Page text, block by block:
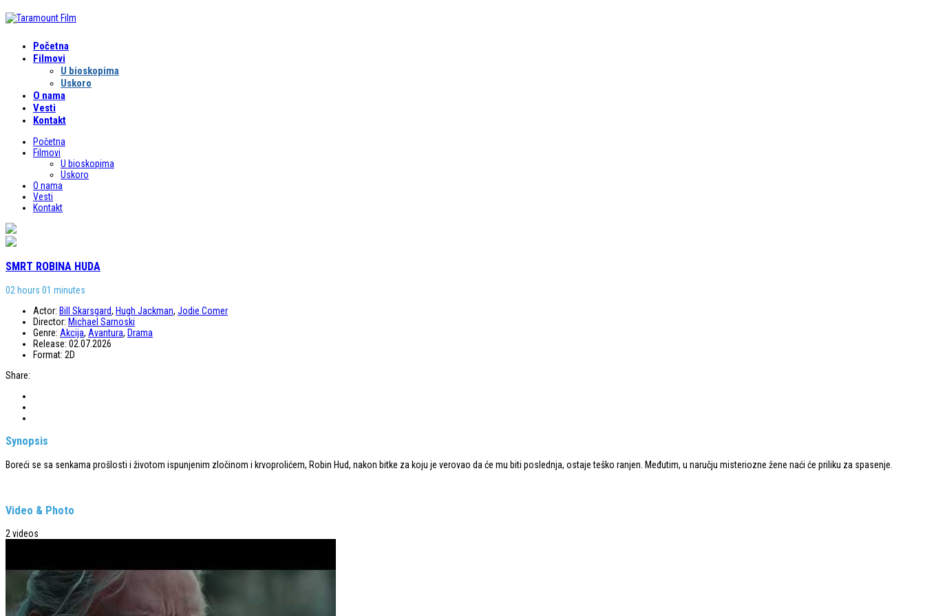
Početna
Filmovi
U bioskopima
Uskoro
O nama
Vesti
Kontakt
Početna
Filmovi
U bioskopima
Uskoro
O nama
Vesti
Kontakt
SMRT ROBINA HUDA
02 hours 01 minutes
Actor: Bill Skarsgard, Hugh Jackman, Jodie Comer
Director: Michael Sarnoski
Genre: Akcija, Avantura, Drama
Release: 02.07.2026
Format: 2D
Share:
Synopsis
Boreći se sa senkama prošlosti i životom ispunjenim zločinom i krvoprolićem, Robin Hud, nakon bitke za koju je verovao da će mu biti poslednja, ostaje teško ranjen. Međutim, u naručju misteriozne žene naći će priliku za spasenje.
Video & Photo
2 videos